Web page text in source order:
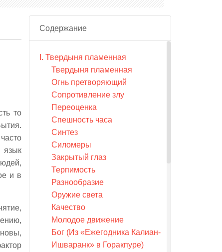
то
язык
и в
Содержание
I. Твердыня пламенная
Твердыня пламенная
Огнь претворяющий
Сопротивление злу
Переоценка
Спешность часа
Синтез
Силомеры
Закрытый глаз
Терпимость
Разнообразие
Оружие света
Качество
Молодое движение
Бог (Из «Ежегодника Калиан-
Ишваранк» в Горакпуре)